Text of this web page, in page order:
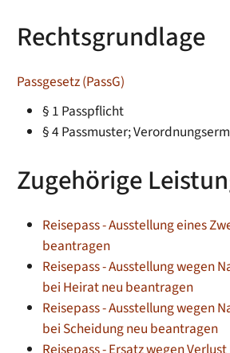
Rechtsgrundlage
Passgesetz (PassG)
§ 1 Passpflicht
§ 4 Passmuster;
Zugehörige
Reisepass - Ausstellung eines
beantragen
Reisepass - Ausstellung wegen
bei Heirat neu beantragen
Reisepass - Ausstellung wegen
bei Scheidung neu beantragen